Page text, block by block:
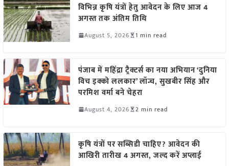
विभिन्न कृषि यंत्रों हेतु आवेदन के लिए आज 4
अगस्त तक अंतिम तिथि
August 5, 2026 1 min read
पंजाब में महिंद्रा ट्रैक्टर्स का नया अभियान ‘दुनिया
विच इक्को ललकार’ लॉन्च, सुखबीर सिंह और
परमिश वर्मा बने चेहरा
August 4, 2026 2 min read
कृषि यंत्रों पर सब्सिडी चाहिए? आवेदन की
आखिरी तारीख 4 अगस्त, जल्द करें अप्लाई